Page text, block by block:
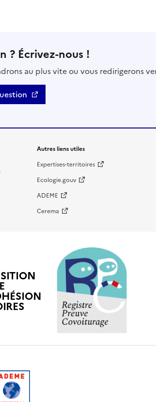
? Écrivez-nous !
au plus vite ou vous redirigerons
Autres liens utiles
Expertises-territoires
Ecologie.gouv
ADEME
Cerema